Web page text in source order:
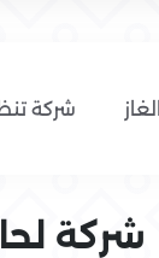
شركة
شركة